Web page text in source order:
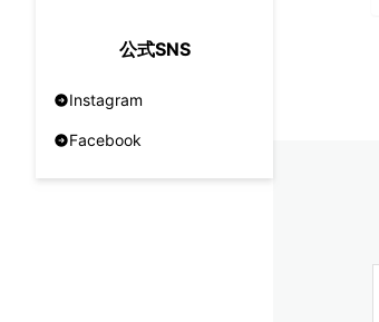
公式SNS
Instagram
Facebook